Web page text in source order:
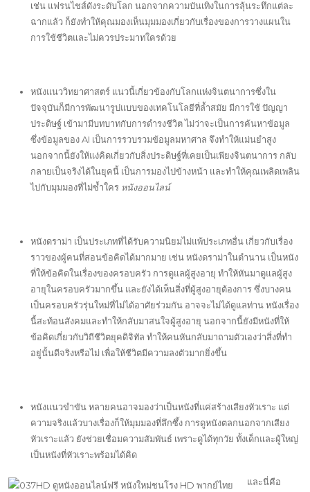
เช่น แฟรนไชส์ดังระดับโลก นอกจากความบันเทิงในการลุ้นระทึกแต่ละ
ฉากแล้ว ก็ยังทำให้คุณมองเห็นมุมมองเกี่ยวกับเรื่องของการวางแผนใน
การใช้ชีวิตและไม่ควรประมาทใครด้วย
หนังแนววิทยาศาสตร์ แนวนี้เกี่ยวข้องกับโลกแห่งจินตนาการซึ่งใน
ปัจจุบันก็มีการพัฒนารูปแบบของเทคโนโลยีที่ล้ำสมัย มีการใช้ ปัญญา
ประดิษฐ์ เข้ามามีบทบาทกับการดำรงชีวิต ไม่ว่าจะเป็นการค้นหาข้อมูล
ซึ่งข้อมูลของ AI เป็นการรวบรวมข้อมูลมหาศาล จึงทำให้แม่นยำสูง
นอกจากนี้ยังให้แง่คิดเกี่ยวกับสิ่งประดิษฐ์ที่เคยเป็นเพียงจินตนาการ กลับ
กลายเป็นจริงได้ในยุคนี้ เป็นการมองไปข้างหน้า และทำให้คุณเพลิดเพลิน
ไปกับมุมมองที่ไม่ซ้ำใคร หนังออนไลน์
หนังดราม่า เป็นประเภทที่ได้รับความนิยมไม่แพ้ประเภทอื่น เกี่ยวกับเรื่อง
ราวของผู้คนที่สอนข้อคิดได้มากมาย เช่น หนังดราม่าในตำนาน เป็นหนัง
ที่ให้ข้อคิดในเรื่องของครอบครัว การดูแลผู้สูงอายุ ทำให้หันมาดูแลผู้สูง
อายุในครอบครัวมากขึ้น และยังได้เห็นสิ่งที่ผู้สูงอายุต้องการ ซึ่งบางคน
เป็นครอบครัวรุ่นใหม่ที่ไม่ได้อาศัยร่วมกัน อาจจะไม่ได้ดูแลท่าน หนังเรื่อง
นี้สะท้อนสังคมและทำให้กลับมาสนใจผู้สูงอายุ นอกจากนี้ยังมีหนังที่ให้
ข้อคิดเกี่ยวกับวิถีชีวิตยุคดิจิทัล ทำให้คนหันกลับมาถามตัวเองว่าสิ่งที่ทำ
อยู่นั้นดีจริงหรือไม่ เพื่อให้ชีวิตมีความลงตัวมากยิ่งขึ้น
หนังแนวขำขัน หลายคนอาจมองว่าเป็นหนังที่แค่สร้างเสียงหัวเราะ แต่
ความจริงแล้วบางเรื่องก็ให้มุมมองที่ลึกซึ้ง การดูหนังตลกนอกจากเสียง
หัวเราะแล้ว ยังช่วยเชื่อมความสัมพันธ์ เพราะดูได้ทุกวัย ทั้งเด็กและผู้ใหญ่
เป็นหนังที่หัวเราะพร้อมได้คิด
และนี่คือ